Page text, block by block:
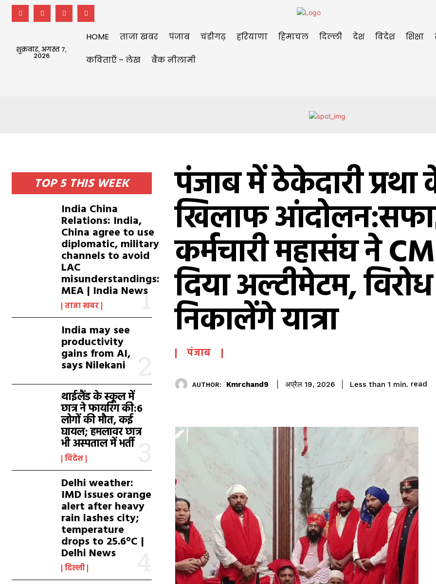
शुक्रवार, अगस्त 7,
2026
HOME ताजा खबर पंजाब चंडीगढ़ हरियाणा हिमाचल दिल्ली देश विदेश शिक्षा
कविताएँ – लेख बैंक नीलामी
TOP 5 THIS WEEK
India China
Relations: India,
China agree to use
diplomatic, military
channels to avoid
LAC
misunderstandings:
MEA | India News
ताजा खबर
India may see
productivity
gains from AI,
says Nilekani
थाईलैंड के स्कूल में
छात्र ने फायरिंग की:6
लोगों की मौत, कई
घायल; हमलावर छात्र
भी अस्पताल में भर्ती
विदेश
Delhi weather:
IMD issues orange
alert after heavy
rain lashes city;
temperature
drops to 25.6°C |
Delhi News
दिल्ली
पंजाब में ठेकेदारी प्रथा
खिलाफ
कर्मचारी महासंघ ने
दिया अल्टीमेटम,
निकालेंगे यात्रा
पंजाब
AUTHOR: Kmrchand9 अप्रैल 19, 2026 Less than 1 min. read